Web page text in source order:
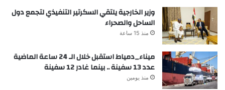
وزير الخارجية يلتقي السكرتير التنفيذي لتجمع دول
الساحل والصحراء
منذ 15 ساعة
ميناء_دمياط استقبل خلال الـ 24 ساعة الماضية
عدد 13 سفينة .. بينما غادر 12 سفينة
منذ يومين